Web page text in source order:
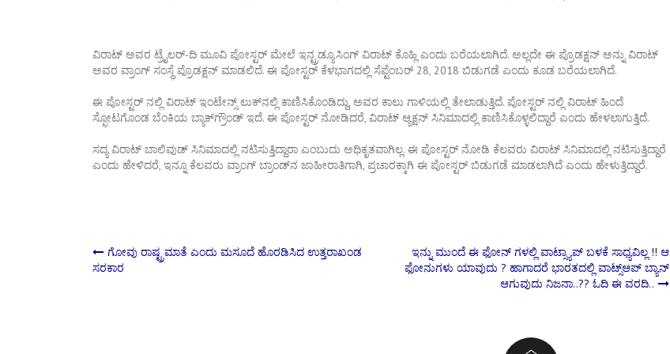
ವಿರಾಟ್ ಅವರ ಟ್ರೈಲರ್-ದಿ ಮೂವಿ ಪೋಸ್ಟರ್ ಮೇಲೆ ಇನ್ಟ್ರಡ್ಯೂಸಿಂಗ್ ವಿರಾಟ್ ಕೊಹ್ಲಿ ಎಂದು ಬರೆಯಲಾಗಿದೆ. ಅಲ್ಲದೇ ಈ ಪ್ರೊಡಕ್ಷನ್ ಅನ್ನು ವಿರಾಟ್
ಅವರ ವ್ರಾಂಗ್ ಸಂಸ್ಥೆ ಪ್ರೊಡಕ್ಷನ್ ಮಾಡಲಿದೆ. ಈ ಪೋಸ್ಟರ್ ಕೆಳಭಾಗದಲ್ಲಿ ಸೆಪ್ಟೆಂಬರ್ 28, 2018 ಬಿಡುಗಡೆ ಎಂದು ಕೂಡ ಬರೆಯಲಾಗಿದೆ.
ಈ ಪೋಸ್ಟರ್ ನಲ್ಲಿ ವಿರಾಟ್ ಇಂಟೇನ್ಸ್ ಲುಕ್‍ನಲ್ಲಿ ಕಾಣಿಸಿಕೊಂಡಿದ್ದು, ಅವರ ಕಾಲು ಗಾಳಿಯಲ್ಲಿ ತೇಲಾಡುತ್ತಿದೆ. ಪೋಸ್ಟರ್ ನಲ್ಲಿ ವಿರಾಟ್ ಹಿಂದೆ
ಸ್ಫೋಟಗೊಂಡ ಬೆಂಕಿಯ ಬ್ಯಾಕ್‍ಗ್ರೌಂಡ್ ಇದೆ. ಈ ಪೋಸ್ಟರ್ ನೋಡಿದರೆ, ವಿರಾಟ್ ಆ್ಯಕ್ಷನ್ ಸಿನಿಮಾದಲ್ಲಿ ಕಾಣಿಸಿಕೊಳ್ಳಲಿದ್ದಾರೆ ಎಂದು ಹೇಳಲಾಗುತ್ತಿದೆ.
ಸದ್ಯ ವಿರಾಟ್ ಬಾಲಿವುಡ್ ಸಿನಿಮಾದಲ್ಲಿ ನಟಿಸುತ್ತಿದ್ದಾರಾ ಎಂಬುದು ಅಧಿಕೃತವಾಗಿಲ್ಲ. ಈ ಪೋಸ್ಟರ್ ನೋಡಿ ಕೆಲವರು ವಿರಾಟ್ ಸಿನಿಮಾದಲ್ಲಿ ನಟಿಸುತ್ತಿದ್ದಾರೆ
ಎಂದು ಹೇಳಿದರೆ, ಇನ್ನೂ ಕೆಲವರು ವ್ರಾಂಗ್ ಬ್ರಾಂಡ್‍ನ ಜಾಹೀರಾತಿಗಾಗಿ, ಪ್ರಚಾರಕ್ಕಾಗಿ ಈ ಪೋಸ್ಟರ್ ಬಿಡುಗಡೆ ಮಾಡಲಾಗಿದೆ ಎಂದು ಹೇಳುತ್ತಿದ್ದಾರೆ.
Post
ಗೋವು ರಾಷ್ಟ್ರಮಾತೆ ಎಂದು ಮಸೂದೆ ಹೊರಡಿಸಿದ ಉತ್ತರಾಖಂಡ
ಸರಕಾರ
ಇನ್ನು ಮುಂದೆ ಈ ಫೋನ್ ಗಳಲ್ಲಿ ವಾಟ್ಸ್ಯಾಪ್ ಬಳಕೆ ಸಾಧ್ಯವಿಲ್ಲ !! ಆ
ಫೋನುಗಳು ಯಾವುದು ? ಹಾಗಾದರೆ ಭಾರತದಲ್ಲಿ ವಾಟ್ಸ್ಆಪ್ ಬ್ಯಾನ್
ಆಗುವುದು ನಿಜನಾ..?? ಓದಿ ಈ ವರದಿ..